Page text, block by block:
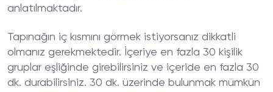
anlatılmaktadır.
Tapınağın iç kısmını görmek istiyorsanız dikkatli
olmanız gerekmektedir. İçeriye en fazla 30 kişilik
gruplar eşliğinde girebilirsiniz ve içeride en fazla 30
dk. durabilirsiniz. 30 dk. üzerinde bulunmak mümkün